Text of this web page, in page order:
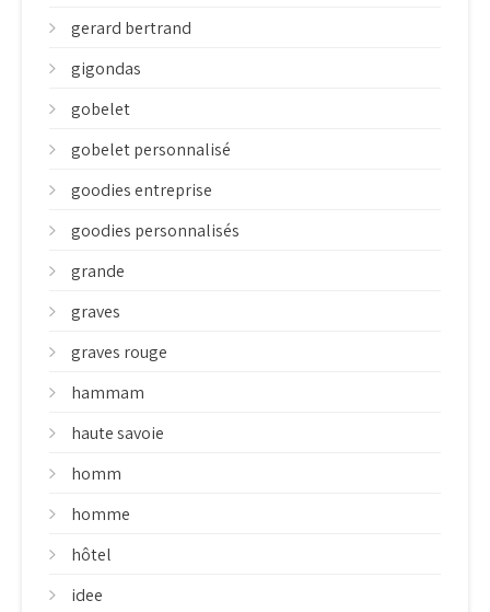
gerard bertrand
gigondas
gobelet
gobelet personnalisé
goodies entreprise
goodies personnalisés
grande
graves
graves rouge
hammam
haute savoie
homm
homme
hôtel
idee